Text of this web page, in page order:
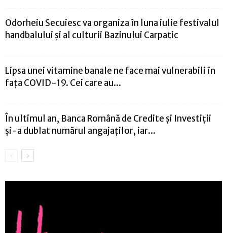
Odorheiu Secuiesc va organiza în luna iulie festivalul
handbalului şi al culturii Bazinului Carpatic
Lipsa unei vitamine banale ne face mai vulnerabili în
fața COVID-19. Cei care au...
În ultimul an, Banca Română de Credite și Investiții
și-a dublat numărul angajaților, iar...